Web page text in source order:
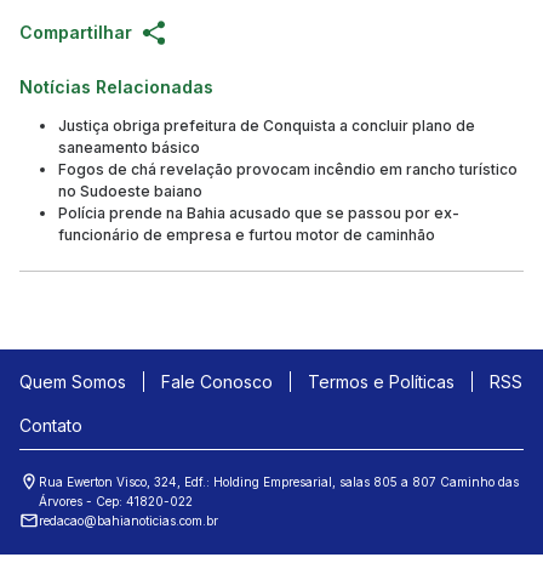
Compartilhar
Notícias Relacionadas
Justiça obriga prefeitura de Conquista a concluir plano de
saneamento básico
Fogos de chá revelação provocam incêndio em rancho turístico
no Sudoeste baiano
Polícia prende na Bahia acusado que se passou por ex-
funcionário de empresa e furtou motor de caminhão
Quem Somos Fale Conosco Termos e Políticas RSS
Contato
Rua Ewerton Visco, 324, Edf.: Holding Empresarial, salas 805 a 807 Caminho das
Árvores - Cep: 41820-022
redacao@bahianoticias.com.br